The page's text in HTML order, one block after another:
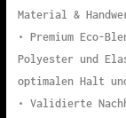
Material &
• Premium Eco-
Polyester und
optimalen Halt
• Validierte